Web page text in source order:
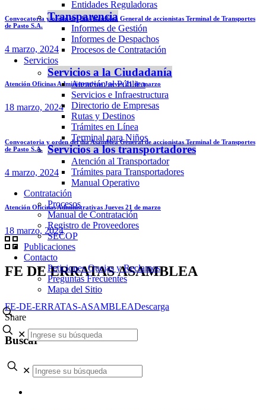
Entidades Reguladoras
Transparencia
Informes de Gestión
Informes de Despachos
Procesos de Contratación
Servicios
Servicios a la Ciudadanía
Atención al Público
Servicios e Infraestructura
Directorio de Empresas
Rutas y Destinos
Trámites en Línea
Terminal para Niños
Servicios a los transportadores
Atención al Transportador
Trámites para Transportadores
Manual Operativo
Contratación
Procesos
Manual de Contratación
Registro de Proveedores
SECOP
Publicaciones
Contacto
Peticiones Quejas y Reclamos
Preguntas Frecuentes
Mapa del Sitio
✕
Convocatoria y orden del día Asamblea General de accionistas Terminal de Transportes
de Pasto S.A.
4 marzo, 2024
Atención Oficinas Administrativas Jueves 21 de marzo
18 marzo, 2024
Convocatoria y orden del día Asamblea General de accionistas Terminal de Transportes
de Pasto S.A.
4 marzo, 2024
Atención Oficinas Administrativas Jueves 21 de marzo
18 marzo, 2024
FE DE ERRATAS ASAMBLEA
FE-DE-ERRATAS-ASAMBLEADescarga
Share
Buscar
✕